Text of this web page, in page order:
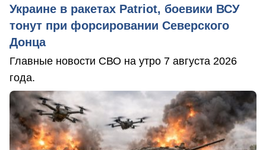
Украине в ракетах Patriot, боевики ВСУ
тонут при форсировании Северского
Донца
Главные новости СВО на утро 7 августа 2026
года.